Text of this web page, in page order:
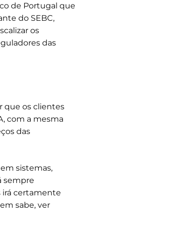
de Portugal que
do SEBC,
os
das
que os clientes
com a mesma
das
sistemas,
sempre
irá certamente
sabe, ver